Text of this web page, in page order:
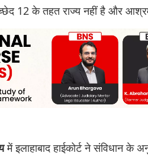
12 के तहत राज्य नहीं है और
में इलाहाबाद हाईकोर्ट ने संविधान के